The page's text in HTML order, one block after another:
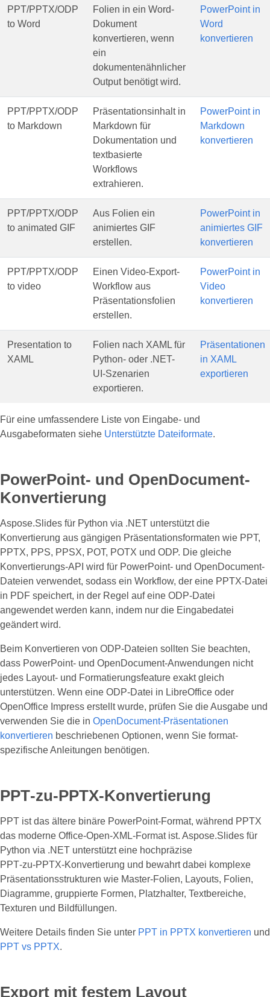
PPT/PPTX/ODP
to Word
Folien in ein Word-
Dokument
konvertieren, wenn
ein
dokumentenähnlicher
Output benötigt wird.
PowerPoint in
Word
konvertieren
PPT/PPTX/ODP
to Markdown
Präsentationsinhalt in
Markdown für
Dokumentation und
textbasierte
Workflows
extrahieren.
PowerPoint in
Markdown
konvertieren
PPT/PPTX/ODP
to animated GIF
Aus Folien ein
animiertes GIF
erstellen.
PowerPoint in
animiertes GIF
konvertieren
PPT/PPTX/ODP
to video
Einen Video-Export-
Workflow aus
Präsentationsfolien
erstellen.
PowerPoint in
Video
konvertieren
Presentation to
XAML
Folien nach XAML für
Python- oder .NET-
UI-Szenarien
exportieren.
Präsentationen
in XAML
exportieren
Für eine umfassendere Liste von Eingabe- und
Ausgabeformaten siehe Unterstützte Dateiformate.
PowerPoint- und OpenDocument-
Konvertierung
Aspose.Slides für Python via .NET unterstützt die
Konvertierung aus gängigen Präsentationsformaten wie PPT,
PPTX, PPS, PPSX, POT, POTX und ODP. Die gleiche
Konvertierungs-API wird für PowerPoint- und OpenDocument-
Dateien verwendet, sodass ein Workflow, der eine PPTX-Datei
in PDF speichert, in der Regel auf eine ODP-Datei
angewendet werden kann, indem nur die Eingabedatei
geändert wird.
Beim Konvertieren von ODP-Dateien sollten Sie beachten,
dass PowerPoint- und OpenDocument-Anwendungen nicht
jedes Layout- und Formatierungsfeature exakt gleich
unterstützen. Wenn eine ODP-Datei in LibreOffice oder
OpenOffice Impress erstellt wurde, prüfen Sie die Ausgabe und
verwenden Sie die in OpenDocument-Präsentationen
konvertieren beschriebenen Optionen, wenn Sie format-
spezifische Anleitungen benötigen.
PPT‑zu‑PPTX‑Konvertierung
PPT ist das ältere binäre PowerPoint-Format, während PPTX
das moderne Office-Open-XML-Format ist. Aspose.Slides für
Python via .NET unterstützt eine hochpräzise
PPT‑zu‑PPTX‑Konvertierung und bewahrt dabei komplexe
Präsentationsstrukturen wie Master‑Folien, Layouts, Folien,
Diagramme, gruppierte Formen, Platzhalter, Textbereiche,
Texturen und Bildfüllungen.
Weitere Details finden Sie unter PPT in PPTX konvertieren und
PPT vs PPTX.
Export mit festem Layout